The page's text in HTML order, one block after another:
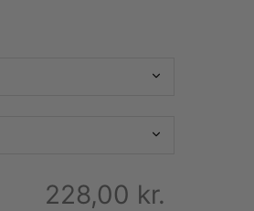
228,00 kr.